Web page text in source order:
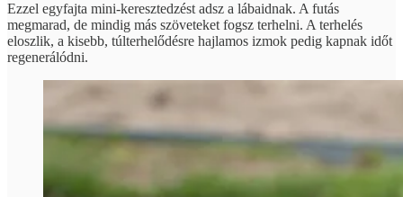
Ezzel egyfajta mini-keresztedzést adsz a lábaidnak. A futás
megmarad, de mindig más szöveteket fogsz terhelni. A terhelés
eloszlik, a kisebb, túlterhelődésre hajlamos izmok pedig kapnak időt
regenerálódni.